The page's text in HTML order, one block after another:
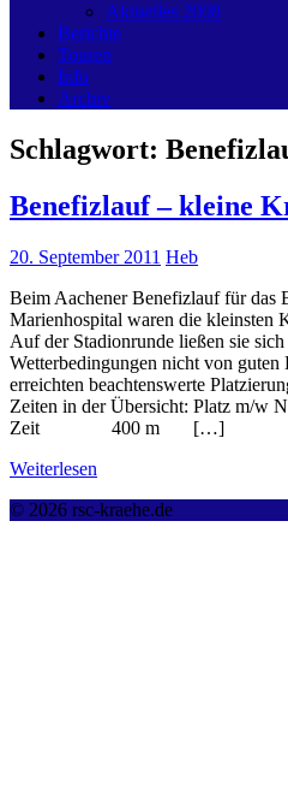
Aktuelles 2008
Berichte
Touren
Info
Archiv
Schlagwort:
Benefizlauf – kleine
20. September 2011 Heb
Beim Aachener Benefizlauf für das
Marienhospital waren die kleinsten
Auf der Stadionrunde ließen sie
Wetterbedingungen nicht von guten
erreichten beachtenswerte
Zeiten in der Übersicht: Platz m/w
Zeit 400 m […]
Weiterlesen
© 2026 rsc-kraehe.de